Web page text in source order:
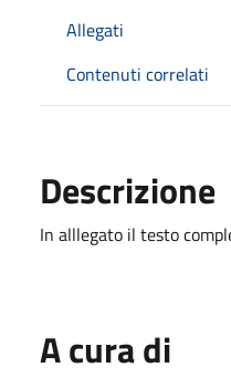
Allegati
Contenuti correlati
Descrizione
In alllegato il testo
A cura di